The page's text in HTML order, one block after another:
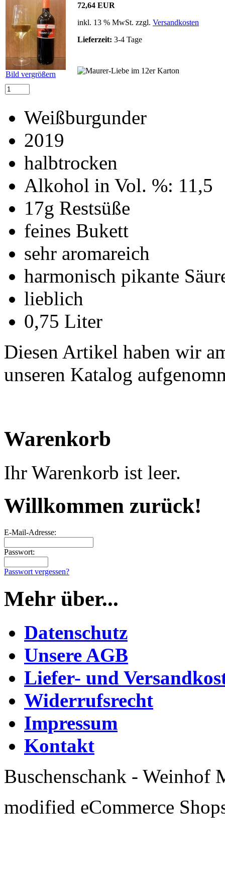
Bild vergrößern
72,64 EUR
inkl. 13 % MwSt. zzgl. Versandkosten
Lieferzeit: 3-4 Tage
Weißburgunder
2019
halbtrocken
Alkohol in Vol. %: 11,5
17g Restsüße
feines Bukett
sehr aromareich
harmonisch pikante
lieblich
0,75 Liter
Diesen Artikel haben wir
unseren Katalog
Warenkorb
Ihr Warenkorb ist leer.
Willkommen zurück!
E-Mail-Adresse:
Passwort:
Passwort vergessen?
Mehr über...
Datenschutz
Unsere AGB
Liefer- und
Widerrufsrecht
Impressum
Kontakt
Buschenschank - Weinhof
modified eCommerce